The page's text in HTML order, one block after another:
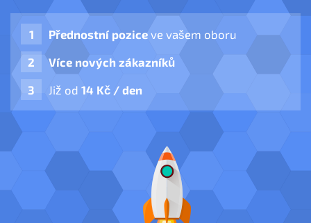
Přednostní pozice ve vašem oboru
Více nových zákazníků
Již od 14 Kč / den